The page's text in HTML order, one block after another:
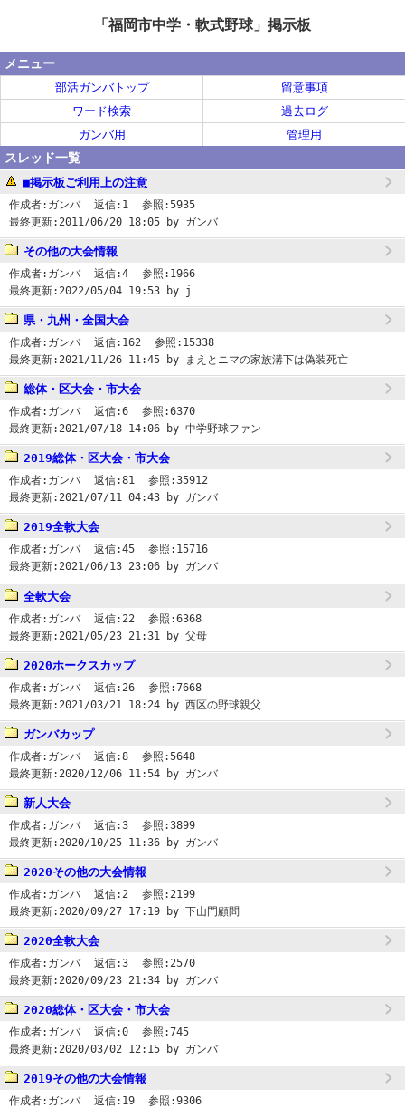
「福岡市中学・軟式野球」掲示板
メニュー
部活ガンバトップ
留意事項
ワード検索
過去ログ
ガンバ用
管理用
スレッド一覧
■掲示板ご利用上の注意
作成者: ガンバ 返信: 1 参照:5935
最終更新: 2011/06/20 18:05 by ガンバ
その他の大会情報
作成者: ガンバ 返信:4 参照: 1966
最終更新: 2022/05/04 19:53 by j
県・九州・全国大会
作成者: ガンバ 返信: 162 参照: 15338
最終更新: 2021/11/26 11:45 by まえとニマの家族溝下は偽装死亡
総体・区大会・市大会
作成者: ガンバ 返信:6 参照:6370
最終更新: 2021/07/18 14:06 by 中学野球ファン
2019総体・区大会・市大会
作成者: ガンバ 返信:81 参照:35912
最終更新: 2021/07/11 04:43 by ガンバ
2019全軟大会
作成者: ガンバ 返信:45 参照: 15716
最終更新: 2021/06/13 23:06 by ガンバ
全軟大会
作成者: ガンバ 返信: 22 参照:6368
最終更新: 2021/05/23 21:31 by 父母
2020ホークスカップ
作成者: ガンバ 返信: 26 参照:7668
最終更新: 2021/03/21 18:24 by 西区の野球親父
ガンバカップ
作成者: ガンバ 返信:8 参照:5648
最終更新: 2020/12/06 11:54 by ガンバ
新人大会
作成者: ガンバ 返信:3 参照:3899
最終更新: 2020/10/25 11:36 by ガンバ
2020その他の大会情報
作成者: ガンバ 返信: 2 参照: 2199
最終更新: 2020/09/27 17:19 by 下山門顧問
2020全軟大会
作成者: ガンバ 返信:3 参照: 2570
最終更新: 2020/09/23 21:34 by ガンバ
2020総体・区大会・市大会
作成者: ガンバ 返信:0 参照:745
最終更新: 2020/03/02 12:15 by ガンバ
2019その他の大会情報
作成者: ガンバ 返信: 19 参照:9306